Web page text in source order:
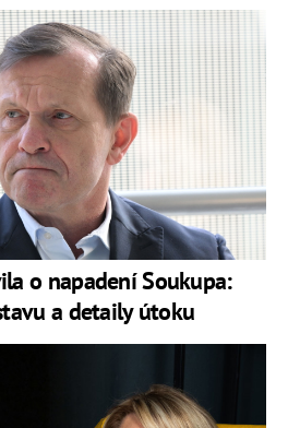
o napadení Soukupa:
a detaily útoku